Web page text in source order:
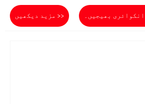
مزید دیکھیں >>